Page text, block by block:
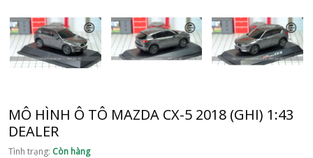
MÔ HÌNH Ô TÔ MAZDA CX-5 2018 (GHI) 1:43
DEALER
Tình trạng: Còn hàng